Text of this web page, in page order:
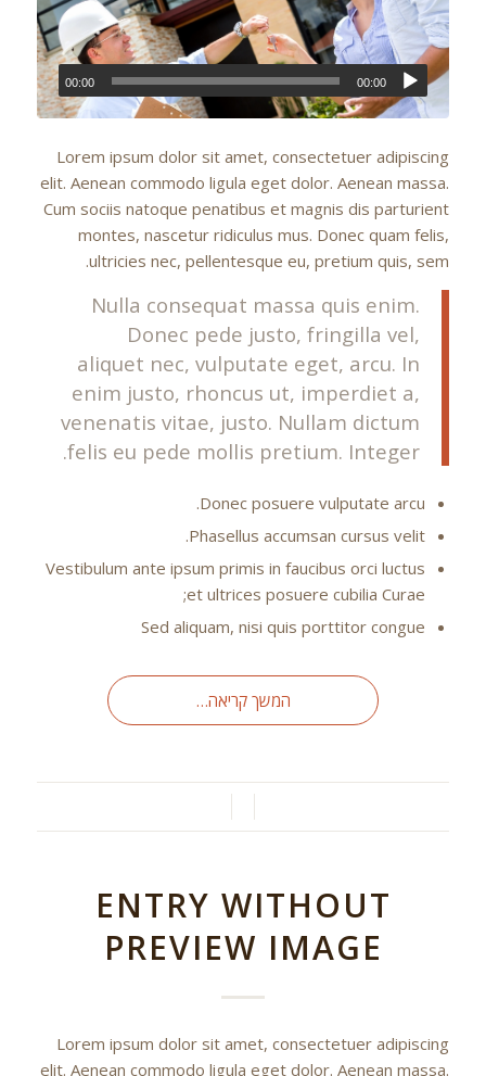
00:00
00:00
Lorem ipsum dolor sit amet, consectetuer adipiscing
elit. Aenean commodo ligula eget dolor. Aenean massa.
Cum sociis natoque penatibus et magnis dis parturient
montes, nascetur ridiculus mus. Donec quam felis,
ultricies nec, pellentesque eu, pretium quis, sem.
Nulla consequat massa quis enim.
Donec pede justo, fringilla vel,
aliquet nec, vulputate eget, arcu. In
enim justo, rhoncus ut, imperdiet a,
venenatis vitae, justo. Nullam dictum
felis eu pede mollis pretium. Integer.
Donec posuere vulputate arcu.
Phasellus accumsan cursus velit.
Vestibulum ante ipsum primis in faucibus orci luctus
et ultrices posuere cubilia Curae;
Sed aliquam, nisi quis porttitor congue
המשך קריאה…
ENTRY WITHOUT
PREVIEW IMAGE
Lorem ipsum dolor sit amet, consectetuer adipiscing
elit. Aenean commodo ligula eget dolor. Aenean massa.